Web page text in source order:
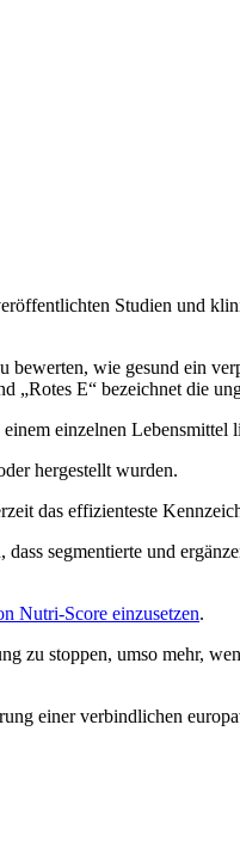
Studien und
wie gesund ein
E“ bezeichnet die
einzelnen Lebensmittel
hergestellt wurden.
das effizienteste
segmentierte und
Nutri-Score einzusetzen.
zu stoppen, umso mehr,
einer verbindlichen